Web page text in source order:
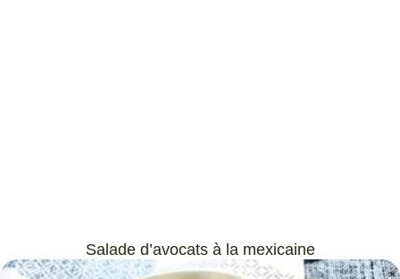
Salade d’avocats à la mexicaine